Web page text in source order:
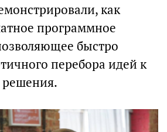
как
программное
быстро
перебора идей к
решения.